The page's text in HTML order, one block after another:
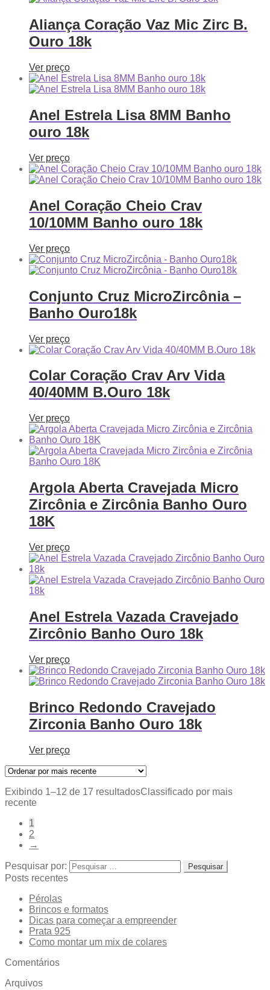
Aliança Coração Vaz Mic Zirc B.
Ouro 18k
Ver preço
Anel Estrela Lisa 8MM Banho
ouro 18k
Ver preço
Anel Coração Cheio Crav
10/10MM Banho ouro 18k
Ver preço
Conjunto Cruz MicroZircônia –
Banho Ouro18k
Ver preço
Colar Coração Crav Arv Vida
40/40MM B.Ouro 18k
Ver preço
Argola Aberta Cravejada Micro
Zircônia e Zircônia Banho Ouro
18K
Ver preço
Anel Estrela Vazada Cravejado
Zircônio Banho Ouro 18k
Ver preço
Brinco Redondo Cravejado
Zirconia Banho Ouro 18k
Ver preço
Exibindo 1–12 de 17 resultadosClassificado por mais
recente
1
2
→
Pesquisar por:
Posts recentes
Pérolas
Brincos e formatos
Dicas para começar a empreender
Prata 925
Como montar um mix de colares
Comentários
Arquivos